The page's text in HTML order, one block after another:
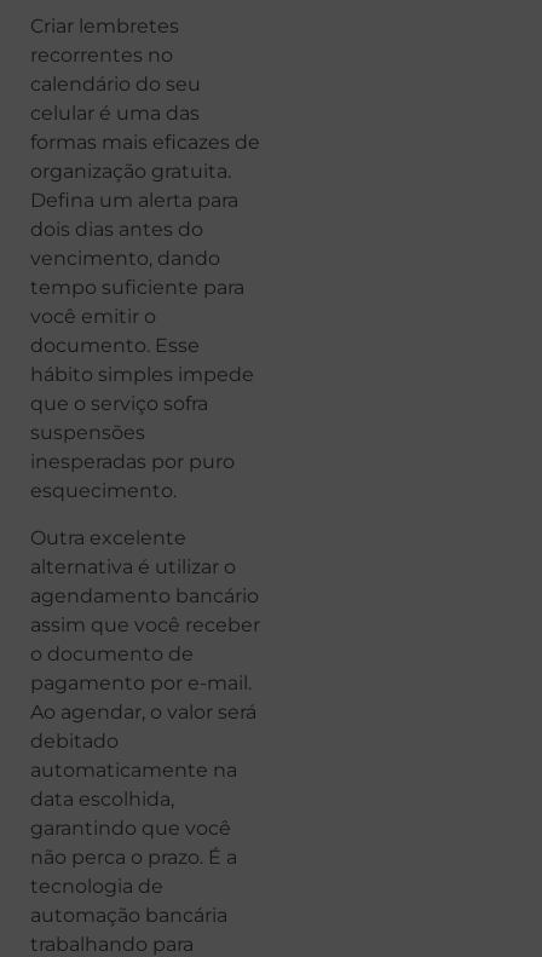
Criar lembretes
recorrentes no
calendário do seu
celular é uma das
formas mais eficazes de
organização gratuita.
Defina um alerta para
dois dias antes do
vencimento, dando
tempo suficiente para
você emitir o
documento. Esse
hábito simples impede
que o serviço sofra
suspensões
inesperadas por puro
esquecimento.
Outra excelente
alternativa é utilizar o
agendamento bancário
assim que você receber
o documento de
pagamento por e-mail.
Ao agendar, o valor será
debitado
automaticamente na
data escolhida,
garantindo que você
não perca o prazo. É a
tecnologia de
automação bancária
trabalhando para